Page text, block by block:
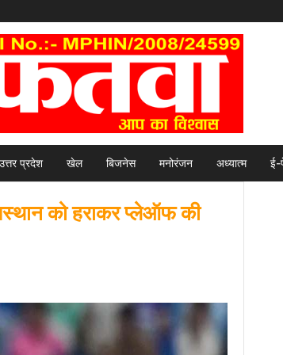
प्रदेश खेल बिजनेस मनोरंजन अध्यात्म ई-
को हराकर प्लेऑफ की